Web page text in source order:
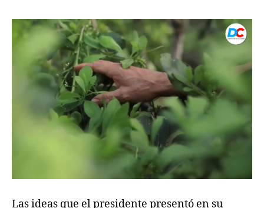
Las ideas que el presidente presentó en su